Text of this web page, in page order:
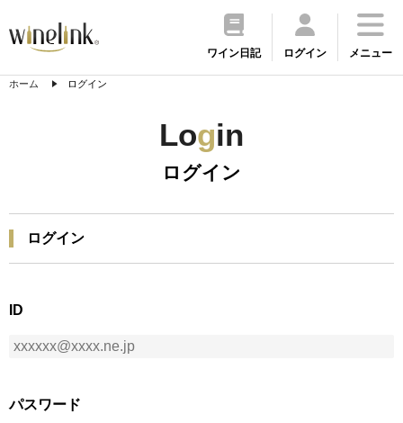
ワイン日記 ログイン メニュー
ホーム ログイン
Login
ログイン
ログイン
ID
パスワード